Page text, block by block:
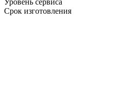
Срок изготовления